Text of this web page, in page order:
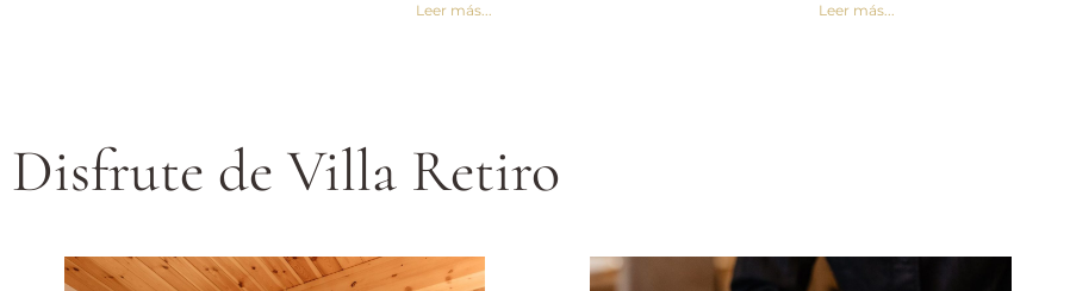
Leer más... Leer más...
Disfrute de Villa Retiro